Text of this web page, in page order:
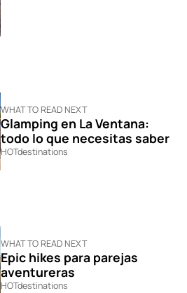
WHAT TO READ NEXT
Glamping en La Ventana:
todo lo que necesitas saber
HOTdestinations
WHAT TO READ NEXT
Epic hikes para parejas
aventureras
HOTdestinations